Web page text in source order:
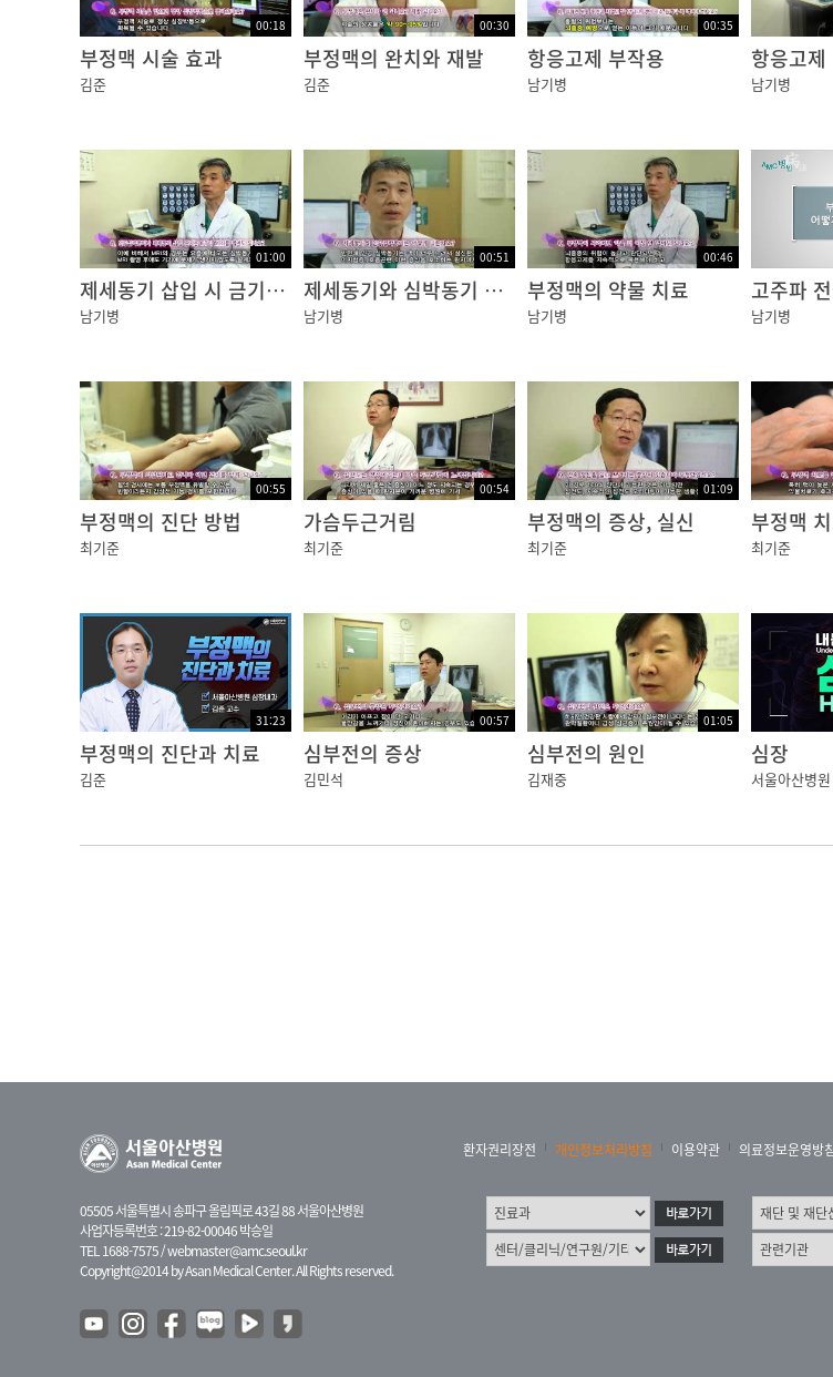
00:18
부정맥 시술 효과
김준
00:30
부정맥의 완치와 재발
김준
00:35
항응고제 부작용
남기병
항응고제
남기병
01:00
제세동기 삽입 시 금기 검사
남기병
00:51
제세동기와 심박동기 차이
남기병
00:46
부정맥의 약물 치료
남기병
고주파
남기병
00:55
부정맥의 진단 방법
최기준
00:54
가슴두근거림
최기준
01:09
부정맥의 증상, 실신
최기준 최기준
31:23
부정맥의 진단과 치료
김준
00:57
심부전의 증상
김민석
01:05
심부전의 원인
김재중
심장
서울아산병원
05505 서울특별시 송파구 올림픽로 43길 88 서울아산병원
사업자등록번호 : 219-82-00046 박승일
TEL 1688-7575 /webmaster@amc.seoul.kr
Copyright@2014 by Asan Medical Center. All Rights reserved.
환자권리장전 개인정보처리방침 이용약관 의료정보운영방